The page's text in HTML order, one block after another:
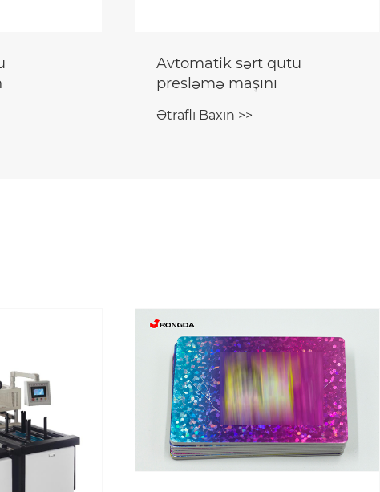
Avtomatik sərt qutu
presləmə maşını
Ətraflı Baxın >>